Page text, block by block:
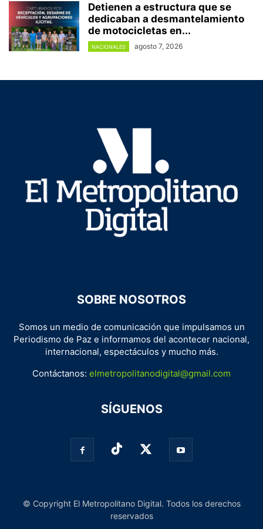
Detienen a estructura que se
dedicaban a desmantelamiento
de motocicletas en...
NACIONALES agosto 7, 2026
SOBRE NOSOTROS
Somos un medio de comunicación que impulsamos un
Periodismo de Paz e informamos del acontecer nacional,
internacional, espectáculos y mucho más.
Contáctanos: elmetropolitanodigital@gmail.com
SÍGUENOS
© Copyright El Metropolitano Digital. Todos los derechos
reservados